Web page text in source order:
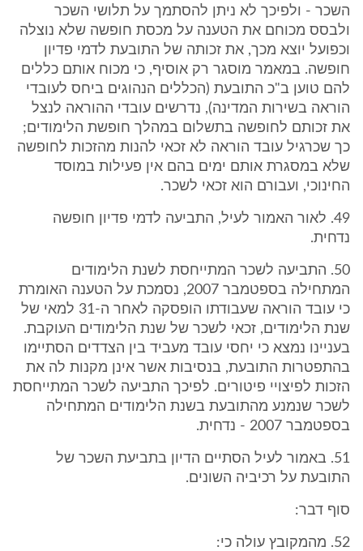
השכר - ולפיכך לא ניתן להסתמך על תלושי השכר
ולבסס מכוחם את הטענה על מכסת חופשה שלא נוצלה
וכפועל יוצא מכך, את זכותה של התובעת לדמי פדיון
חופשה. במאמר מוסגר רק אוסיף, כי מכוח אותם כללים
להם טוען ב"כ התובעת (הכללים הנהוגים ביחס לעובדי
הוראה בשירות המדינה), נדרשים עובדי ההוראה לנצל
את זכותם לחופשה בתשלום במהלך חופשת הלימודים;
כך שכרגיל עובד הוראה לא זכאי להנות מהזכות לחופשה
שלא במסגרת אותם ימים בהם אין פעילות במוסד
החינוכי, ועבורם הוא זכאי לשכר.
49. לאור האמור לעיל, התביעה לדמי פדיון חופשה
נדחית.
50. התביעה לשכר המתייחסת לשנת הלימודים
המתחילה בספטמבר 2007, נסמכת על הטענה האומרת
כי עובד הוראה שעבודתו הופסקה לאחר ה-31 למאי של
שנת הלימודים, זכאי לשכר של שנת הלימודים העוקבת.
בעניינו נמצא כי יחסי עובד מעביד בין הצדדים הסתיימו
בהתפטרות התובעת, בנסיבות אשר אינן מקנות לה את
הזכות לפיצויי פיטורים. לפיכך התביעה לשכר המתייחסת
לשכר שנמנע מהתובעת בשנת הלימודים המתחילה
בספטמבר 2007 - נדחית.
51. באמור לעיל הסתיים הדיון בתביעת השכר של
התובעת על רכיביה השונים.
סוף דבר:
52. מהמקובץ עולה כי: